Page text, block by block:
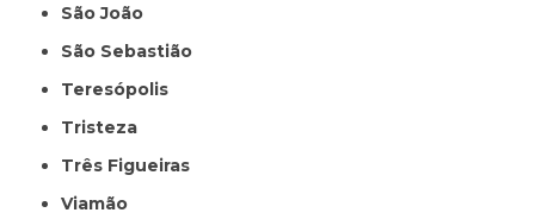
São João
São Sebastião
Teresópolis
Tristeza
Três Figueiras
Viamão